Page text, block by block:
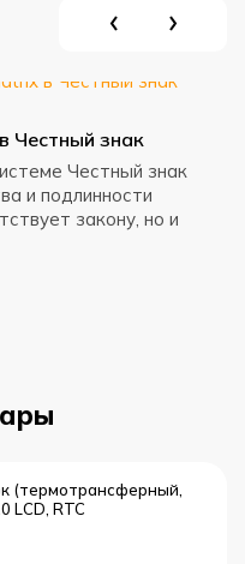
Честный знак
Честный знак
и подлинности
закону, но и
(термотрансферный,
LCD, RTC